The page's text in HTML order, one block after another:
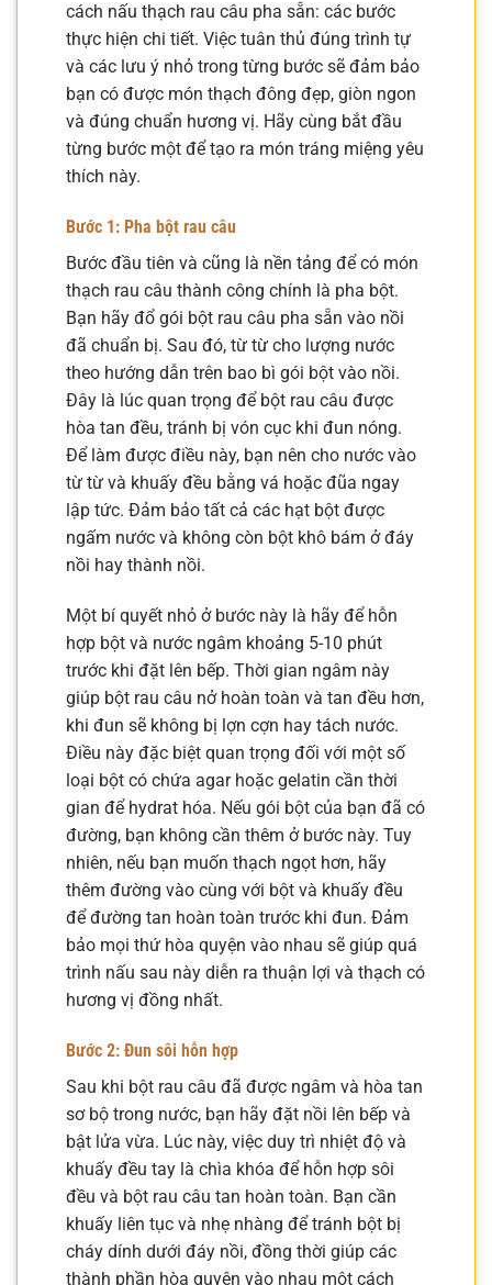
cách nấu thạch rau câu pha sẵn: các bước
thực hiện chi tiết. Việc tuân thủ đúng trình tự
và các lưu ý nhỏ trong từng bước sẽ đảm bảo
bạn có được món thạch đông đẹp, giòn ngon
và đúng chuẩn hương vị. Hãy cùng bắt đầu
từng bước một để tạo ra món tráng miệng yêu
thích này.
Bước 1: Pha bột rau câu
Bước đầu tiên và cũng là nền tảng để có món
thạch rau câu thành công chính là pha bột.
Bạn hãy đổ gói bột rau câu pha sẵn vào nồi
đã chuẩn bị. Sau đó, từ từ cho lượng nước
theo hướng dẫn trên bao bì gói bột vào nồi.
Đây là lúc quan trọng để bột rau câu được
hòa tan đều, tránh bị vón cục khi đun nóng.
Để làm được điều này, bạn nên cho nước vào
từ từ và khuấy đều bằng vá hoặc đũa ngay
lập tức. Đảm bảo tất cả các hạt bột được
ngấm nước và không còn bột khô bám ở đáy
nồi hay thành nồi.
Một bí quyết nhỏ ở bước này là hãy để hỗn
hợp bột và nước ngâm khoảng 5-10 phút
trước khi đặt lên bếp. Thời gian ngâm này
giúp bột rau câu nở hoàn toàn và tan đều hơn,
khi đun sẽ không bị lợn cợn hay tách nước.
Điều này đặc biệt quan trọng đối với một số
loại bột có chứa agar hoặc gelatin cần thời
gian để hydrat hóa. Nếu gói bột của bạn đã có
đường, bạn không cần thêm ở bước này. Tuy
nhiên, nếu bạn muốn thạch ngọt hơn, hãy
thêm đường vào cùng với bột và khuấy đều
để đường tan hoàn toàn trước khi đun. Đảm
bảo mọi thứ hòa quyện vào nhau sẽ giúp quá
trình nấu sau này diễn ra thuận lợi và thạch có
hương vị đồng nhất.
Bước 2: Đun sôi hỗn hợp
Sau khi bột rau câu đã được ngâm và hòa tan
sơ bộ trong nước, bạn hãy đặt nồi lên bếp và
bật lửa vừa. Lúc này, việc duy trì nhiệt độ và
khuấy đều tay là chìa khóa để hỗn hợp sôi
đều và bột rau câu tan hoàn toàn. Bạn cần
khuấy liên tục và nhẹ nhàng để tránh bột bị
cháy dính dưới đáy nồi, đồng thời giúp các
thành phần hòa quyện vào nhau một cách